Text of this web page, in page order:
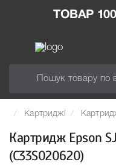
ТОВАР
Картриджі
Картридж Epson
(C33S020620)